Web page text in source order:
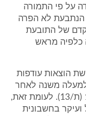
על פי התמורה
הנתבעת לא הפרה
של התובעת
כלפיה מראש
הוצאות עודפות
למעלה משנה לאחר
ביצוע העבודה, במכתב מיום 1.7.95 (ת/13). לעומת זאת,
ועיקר בחשבונית